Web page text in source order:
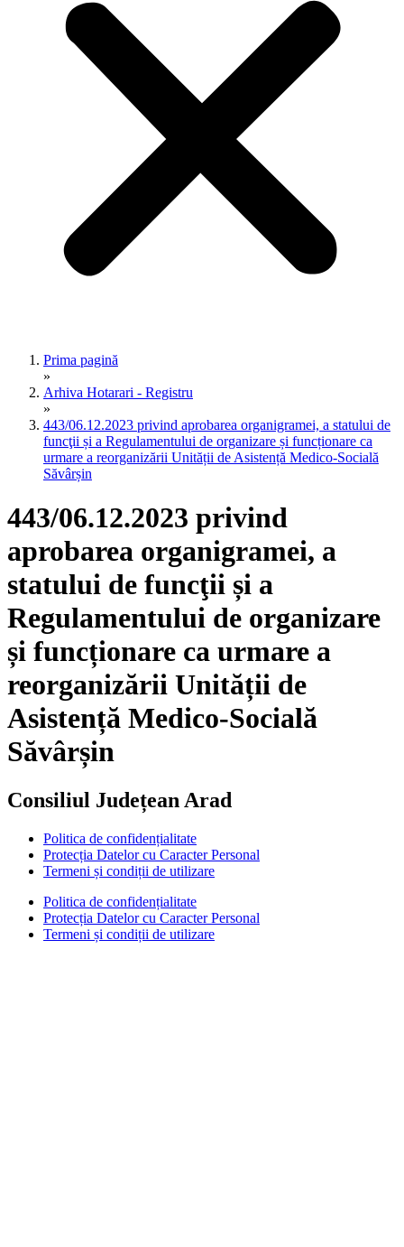
Prima pagină
»
Arhiva Hotarari - Registru
»
443/06.12.2023 privind aprobarea organigramei, a statului de
funcţii și a Regulamentului de organizare și funcționare ca
urmare a reorganizării Unității de Asistență Medico-Socială
Săvârșin
443/06.12.2023 privind
aprobarea organigramei, a
statului de funcţii și a
Regulamentului de organizare
și funcționare ca urmare a
reorganizării Unității de
Asistență Medico-Socială
Săvârșin
Consiliul Județean Arad
Politica de confidențialitate
Protecția Datelor cu Caracter Personal
Termeni și condiții de utilizare
Politica de confidențialitate
Protecția Datelor cu Caracter Personal
Termeni și condiții de utilizare